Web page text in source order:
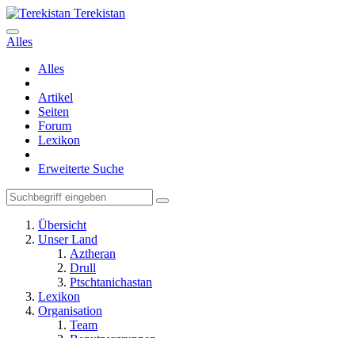
Terekistan
Alles
Alles
Artikel
Seiten
Forum
Lexikon
Erweiterte Suche
Übersicht
Unser Land
Aztheran
Drull
Ptschtanichastan
Lexikon
Organisation
Team